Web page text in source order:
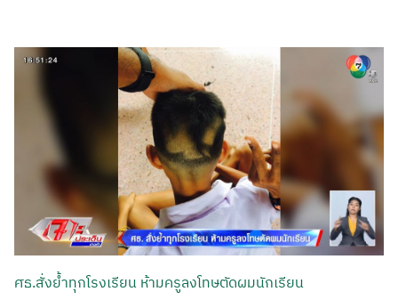
ศธ.สั่งย้ำทุกโรงเรียน ห้ามครูลงโทษตัดผมนักเรียน